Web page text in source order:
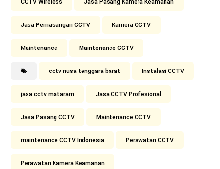
CCTV Wireless Jasa Pasang Kamera Keamanan
Jasa Pemasangan CCTV Kamera CCTV
Maintenance Maintenance CCTV
cctv nusa tenggara barat Instalasi CCTV
jasa cctv mataram Jasa CCTV Profesional
Jasa Pasang CCTV Maintenance CCTV
maintenance CCTV Indonesia Perawatan CCTV
Perawatan Kamera Keamanan